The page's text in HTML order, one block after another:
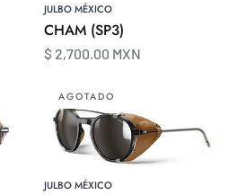
JULBO MÉXICO
CHAM (SP3)
$ 2,700.00 MXN
LEGACY
Negro
Marrón
(SP4)
AGOTADO
JULBO MÉXICO